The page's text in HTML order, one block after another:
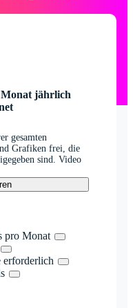
jährlich
gesamten
Grafiken frei, die
sind. Video
pro Monat
erforderlich